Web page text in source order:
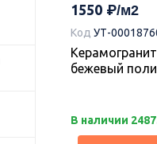
1550
Код УТ-
бежевый
В наличии